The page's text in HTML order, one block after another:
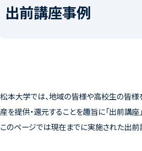
出前講座事例
松本大学では、地域の皆様や高校生の皆様
産を提供・還元することを趣旨に「出前講座
このページでは現在までに実施された出前